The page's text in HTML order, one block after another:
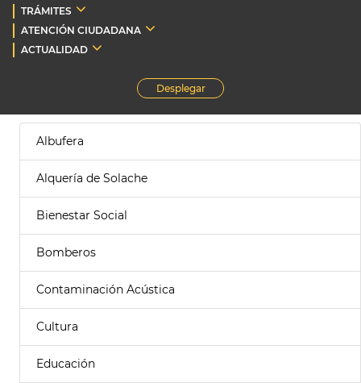
TRÁMITES
ATENCIÓN CIUDADANA
ACTUALIDAD
Desplegar
Albufera
Alquería de Solache
Bienestar Social
Bomberos
Contaminación Acústica
Cultura
Educación